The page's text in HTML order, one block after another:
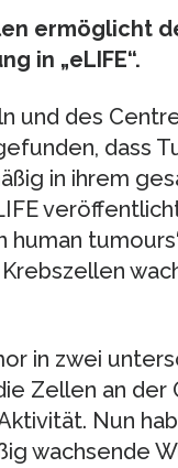
ermöglicht
in „eLIFE“.
und des
dass
in ihrem
human
in zwei
Zellen an der
Nun
wachsende